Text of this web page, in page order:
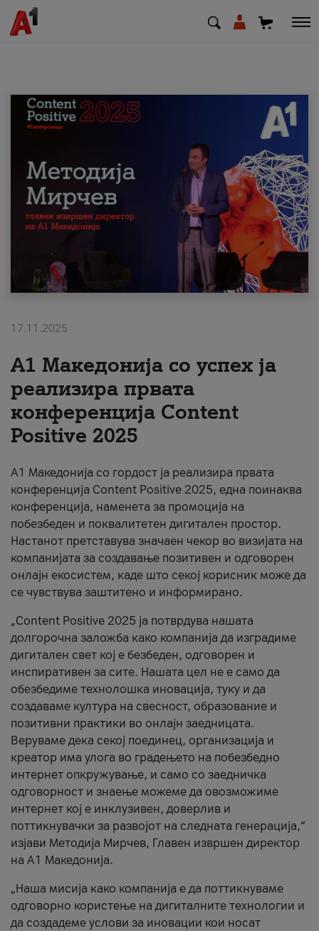
МК EN
Приватни Деловни
Поддршка
Надополни кредит
#ПодобарОнлајн
17.11.2025
А1 Македонија со успех ја
реализира првата
конференција Content
Positive 2025
А1 Македонија со гордост ја реализира првата
конференција Content Positive 2025, една поинаква
конференција, наменета за промоција на
побезбеден и поквалитетен дигитален простор.
Настанот претставува значаен чекор во визијата на
компанијата за создавање позитивен и одговорен
онлајн екосистем, каде што секој корисник може да
се чувствува заштитено и информирано.
„Content Positive 2025 ја потврдува нашата
долгорочна заложба како компанија да изградиме
дигитален свет кој е безбеден, одговорен и
инспиративен за сите. Нашата цел не е само да
обезбедиме технолошка иновација, туку и да
создаваме култура на свесност, образование и
позитивни практики во онлајн заедницата.
Веруваме дека секој поединец, организација и
креатор има улога во градењето на побезбедно
интернет опкружување, и само со заедничка
одговорност и знаење можеме да овозможиме
интернет кој е инклузивен, доверлив и
поттикнувачки за развојот на следната генерација,“
изјави Методија Мирчев, Главен извршен директор
на А1 Македонија.
„Наша мисија како компанија е да поттикнуваме
одговорно користење на дигиталните технологии и
да создадеме услови за иновации кои носат